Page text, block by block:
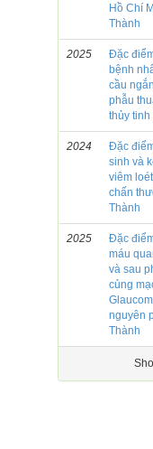
Hồ Chí
Thành
2025
Đặc
bệnh
cầu
phẫu
thủy tinh
2024
Đặc
sinh và
viêm
chấn
Thành
2025
Đặc
máu
và sau
củng
nguyên
Thành